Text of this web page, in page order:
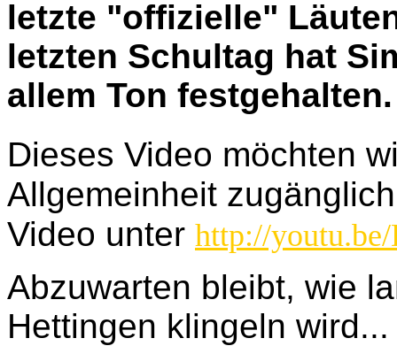
letzte "offizielle"
letzten Schultag hat
allem Ton festgehalten.
Dieses Video möchten
Allgemeinheit
Video unter http://
Abzuwarten bleibt, wie
Hettingen klingeln wird...